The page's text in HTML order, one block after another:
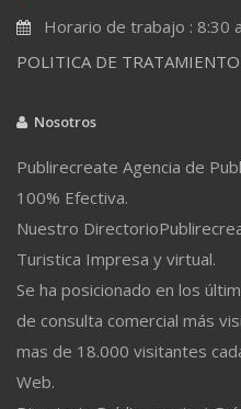
Horario de trabajo : 8:30
POLITICA DE
Nosotros
Publirecreate Agencia de
100% Efectiva.
Nuestro
Turistica Impresa y virtual.
Se ha posicionado en los
de consulta comercial más
mas de 18.000 visitantes
Web.